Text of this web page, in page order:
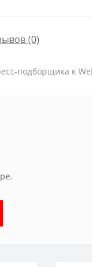
(0)
подборщика к